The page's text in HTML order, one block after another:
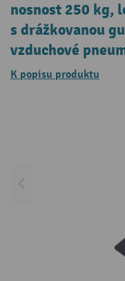
nosnost 250 kg,
s drážkovanou
vzduchové
K popisu produktu